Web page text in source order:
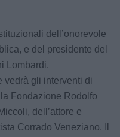
dell’onorevole
e del presidente del
Lombardi.
vedrà gli interventi di
Fondazione Rodolfo
dell’attore e
Corrado Veneziano. Il